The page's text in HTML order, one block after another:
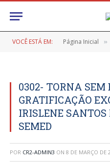
VOCÊ ESTÁ EM: Página Inicial »
0302- TORNA SEM
GRATIFICAÇÃO
IRISLENE
SEMED
POR CR2-ADMIN3 ON 8 DE MARÇO DE